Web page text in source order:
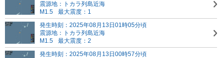
震源地：トカラ列島近海
M1.5
最大震度：1
発生時刻：2025年08月13日01時05分頃
震源地：トカラ列島近海
M1.5
最大震度：2
発生時刻：2025年08月13日00時57分頃